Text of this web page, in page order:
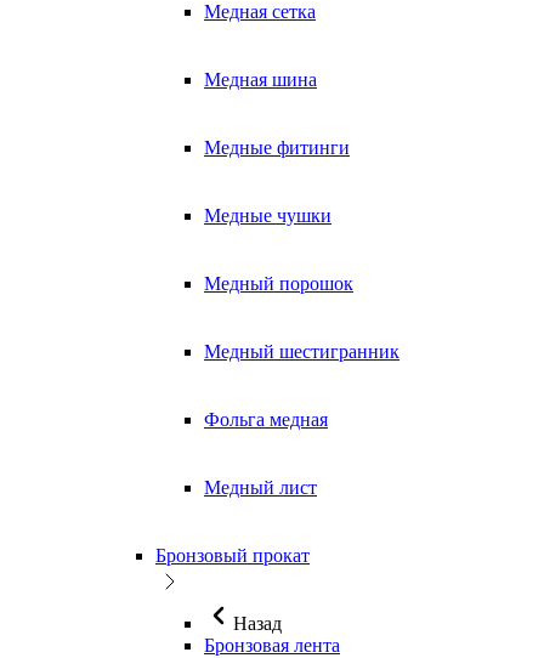
Медная сетка
Медная шина
Медные фитинги
Медные чушки
Медный порошок
Медный шестигранник
Фольга медная
Медный лист
Бронзовый прокат
Назад
Бронзовая лента